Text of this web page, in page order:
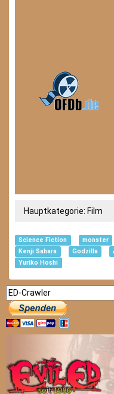
Hauptkategorie: Film
Science Fiction monster
Kenji Sahara
Godzilla
Yuriko Hoshi